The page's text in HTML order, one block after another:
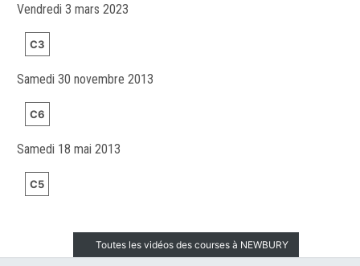
Vendredi 3 mars 2023
C3
Samedi 30 novembre 2013
C6
Samedi 18 mai 2013
C5
Toutes les vidéos des courses à NEWBURY